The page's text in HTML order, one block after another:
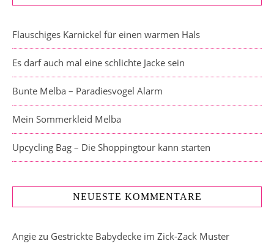
Flauschiges Karnickel für einen warmen Hals
Es darf auch mal eine schlichte Jacke sein
Bunte Melba – Paradiesvogel Alarm
Mein Sommerkleid Melba
Upcycling Bag – Die Shoppingtour kann starten
NEUESTE KOMMENTARE
Angie zu Gestrickte Babydecke im Zick-Zack Muster